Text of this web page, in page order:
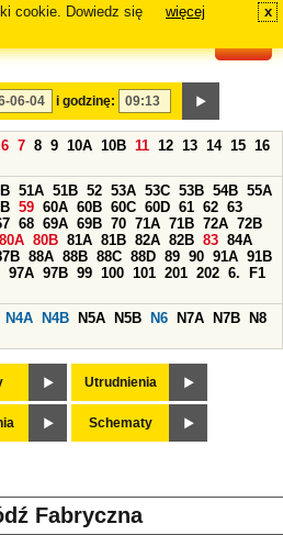
cookie. Dowiedz się
więcej x
i godzinę:
6 7 8 9 10A 10B 11 12 13 14 15 16
51A 51B 52 53A 53C 53B 54B 55A
59 60A 60B 60C 60D 61 62 63
68 69A 69B 70 71A 71B 72A 72B
80A 80B 81A 81B 82A 82B 83 84A
88A 88B 88C 88D 89 90 91A 91B
97A 97B 99 100 101 201 202 6.
F1
N4A N4B N5A N5B N6 N7A N7B
N8
Utrudnienia
Schematy
Fabryczna